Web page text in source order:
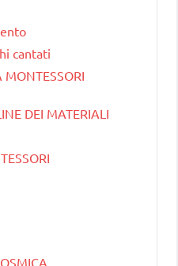
cantati
MONTESSORI
DEI MATERIALI